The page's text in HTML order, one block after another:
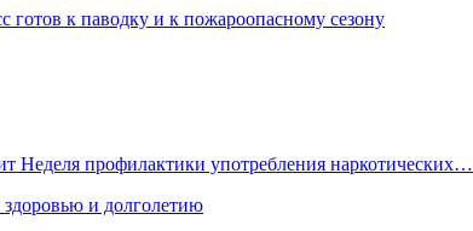
готов к паводку и к пожароопасному сезону
Неделя профилактики употребления наркотических…
и долголетию